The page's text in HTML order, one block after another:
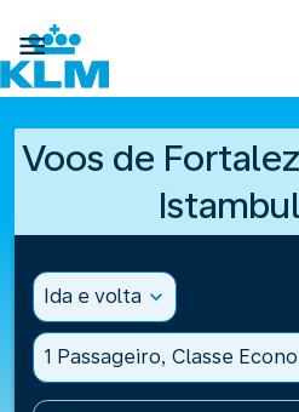

Voos de
Ida e volta expand_more
1 Passageiro, Classe